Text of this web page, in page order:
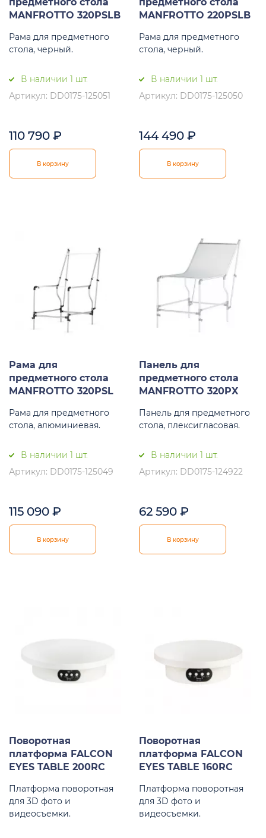
предметного стола
MANFROTTO 320PSLB
Рама для предметного
стола, черный.
В наличии 1 шт.
Артикул: DD0175-125051
110 790 ₽
В корзину
предметного стола
MANFROTTO 220PSLB
Рама для предметного
стола, черный.
В наличии 1 шт.
Артикул: DD0175-125050
144 490 ₽
В корзину
Рама для
предметного стола
MANFROTTO 320PSL
Рама для предметного
стола, алюминиевая.
В наличии 1 шт.
Артикул: DD0175-125049
115 090 ₽
В корзину
Панель для
предметного стола
MANFROTTO 320PX
Панель для предметного
стола, плексигласовая.
В наличии 1 шт.
Артикул: DD0175-124922
62 590 ₽
В корзину
Поворотная
платформа FALCON
EYES TABLE 200RC
Платформа поворотная
для 3D фото и
видеосъемки.
Поворотная
платформа FALCON
EYES TABLE 160RC
Платформа поворотная
для 3D фото и
видеосъемки.